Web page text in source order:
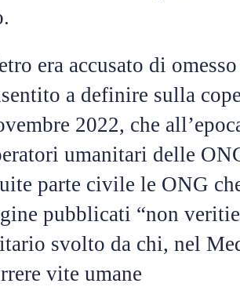
era accusato di
a definire sulla
2022, che
umanitari delle
parte civile le ONG
pubblicati “non
svolto da chi, nel
vite umane